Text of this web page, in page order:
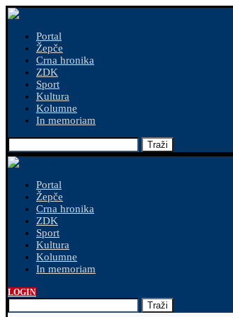
Portal
Žepče
Crna hronika
ZDK
Sport
Kultura
Kolumne
In memoriam
Traži
Portal
Žepče
Crna hronika
ZDK
Sport
Kultura
Kolumne
In memoriam
LOGIN
Traži